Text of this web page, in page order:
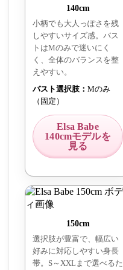
140cm
小柄でも大人っぽさを残
しやすいサイズ感。バス
トはMのみで迷いにく
く、全体のバランスを整
えやすい。
バスト選択肢： Mのみ
（固定）
Elsa Babe
140cmモデルを
見る
150cm
選択肢が豊富で、幅広い
好みに対応しやすい身長
帯。S～XXLまで選べるた